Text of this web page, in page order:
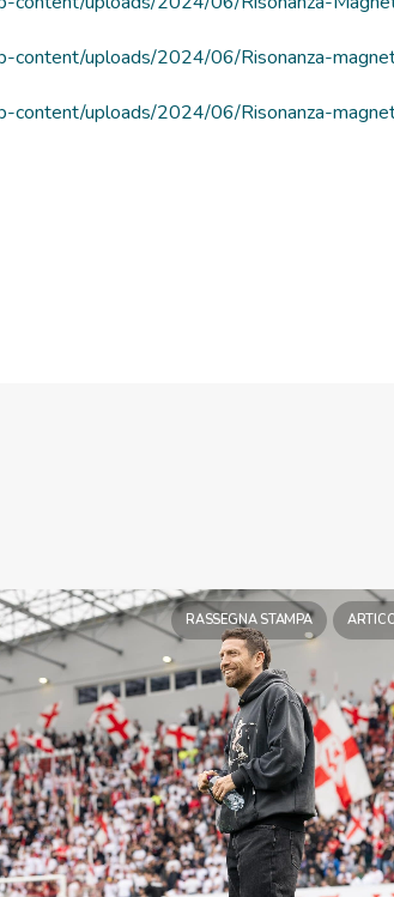
content/uploads/2024/06/Risonanza-
content/uploads/2024/06/Risonanza-
RASSEGNA STAMPA